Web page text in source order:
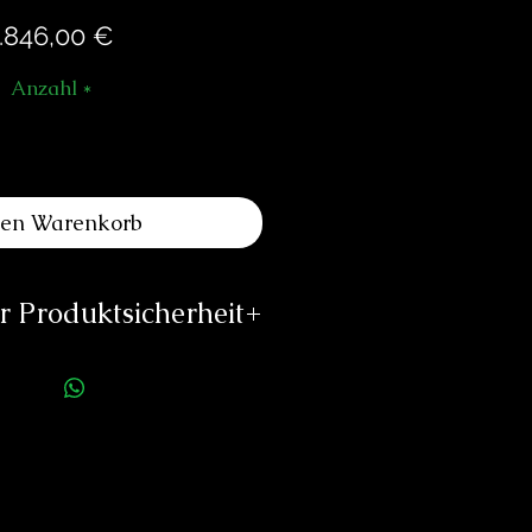
€Preis
Anzahl *
Warenkorb
Produktsicherheit
Atelier MDM